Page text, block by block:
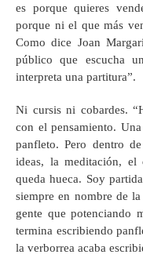
es porque quieres
porque ni el que más
Como dice Joan
público que escucha
interpreta una partitura”.
Ni cursis ni cobardes.
con el pensamiento.
panfleto. Pero dentro
ideas, la meditación, el
queda hueca. Soy
siempre en nombre de
gente que potenciando
termina escribiendo
la verborrea acaba